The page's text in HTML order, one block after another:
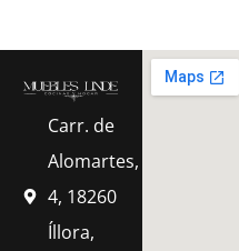
Carr. de
Alomartes,
4, 18260
Íllora,